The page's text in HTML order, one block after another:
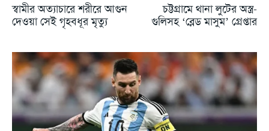
স্বামীর অত্যাচারে শরীরে আগুন
দেওয়া সেই গৃহবধূর মৃত্যু
চট্টগ্রামে থানা লুটের অস্ত্র-
গুলিসহ ‘ব্লেড মাসুম’ গ্রেপ্তার